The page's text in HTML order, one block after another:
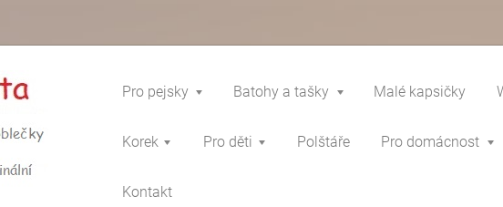
Pro pejsky Batohy a tašky Malé kapsičky
Korek Pro děti Polštáře Pro domácnost
Kontakt